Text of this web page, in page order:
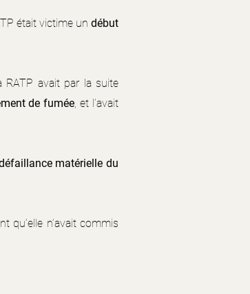
était victime un début
RATP avait par la suite
de fumée, et l’avait
matérielle du
qu’elle n’avait commis